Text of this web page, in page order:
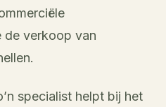
de verkoop van
specialist helpt bij het